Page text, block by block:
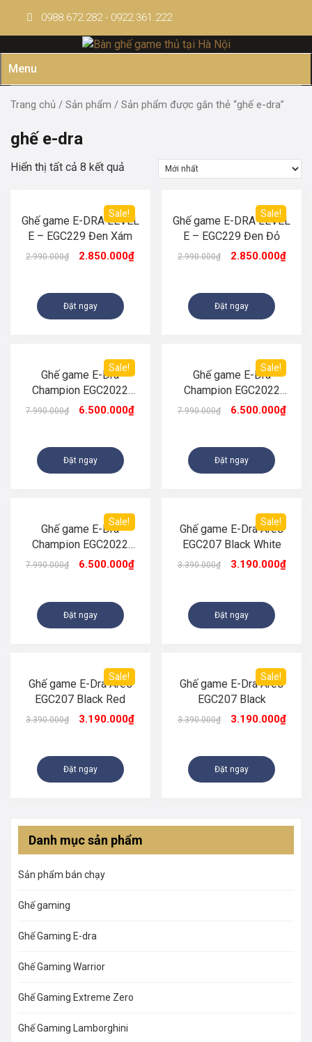
0988.672.282 - 0922.361.222
Menu
Trang chủ / Sản phẩm / Sản phẩm được gắn thẻ “ghế e-dra”
ghế e-dra
Hiển thị tất cả 8 kết quả
Sale!
Ghế game E-DRA LEVEL
E – EGC229 Đen Xám
2.990.000₫ 2.850.000₫
Đặt ngay
Sale!
Ghế game E-DRA LEVEL
E – EGC229 Đen Đỏ
2.990.000₫ 2.850.000₫
Đặt ngay
Sale!
Ghế game E-Dra
Champion EGC2022
NAPPA- LUX Black
7.990.000₫ 6.500.000₫
Đặt ngay
Sale!
Ghế game E-Dra
Champion EGC2022
NAPPA- NAVY
7.990.000₫ 6.500.000₫
Đặt ngay
Sale!
Ghế game E-Dra
Champion EGC2022
NAPPA- LUX WHITE
7.990.000₫ 6.500.000₫
Đặt ngay
Sale!
Ghế game E-Dra Ares
EGC207 Black White
3.390.000₫ 3.190.000₫
Đặt ngay
Sale!
Ghế game E-Dra Ares
EGC207 Black Red
3.390.000₫ 3.190.000₫
Đặt ngay
Sale!
Ghế game E-Dra Ares
EGC207 Black
3.390.000₫ 3.190.000₫
Đặt ngay
Danh mục sản phẩm
Sản phẩm bán chạy
Ghế gaming
Ghế Gaming E-dra
Ghế Gaming Warrior
Ghế Gaming Extreme Zero
Ghế Gaming Lamborghini